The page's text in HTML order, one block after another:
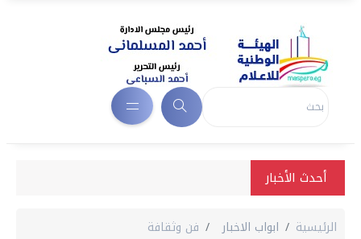
أحدث الأخبار
الرئيسية ابواب الاخبار فن وثقافة